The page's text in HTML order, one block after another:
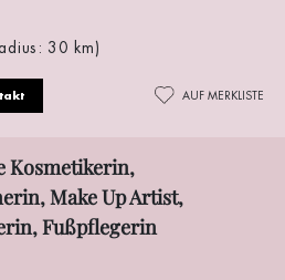
30 km)
AUF MERKLISTE
Kosmetikerin,
Make Up Artist,
Fußpflegerin